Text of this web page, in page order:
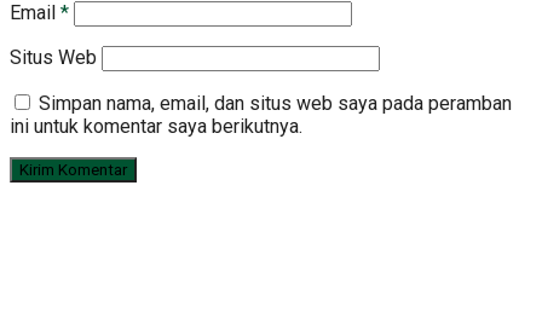
Email *
Situs Web
Simpan nama, email, dan situs web saya pada peramban
ini untuk komentar saya berikutnya.